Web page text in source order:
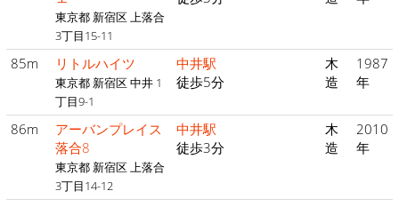
東京都 新宿区 上落合
3丁目15-11
85m リトルハイツ
東京都 新宿区 中井 1
丁目9-1
中井駅
徒歩5分
木
造
1987
年
86m
アーバンプレイス
落合8
東京都 新宿区 上落合
3丁目14-12
中井駅
徒歩3分
木
造
2010
年